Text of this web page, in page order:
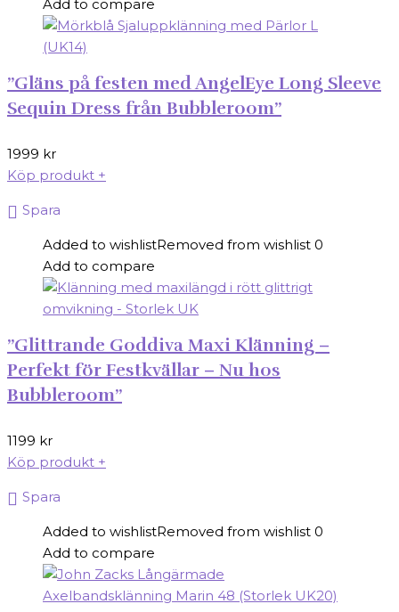
Add to compare
”Gläns på festen med AngelEye Long Sleeve
Sequin Dress från Bubbleroom”
1999 kr
Köp produkt +
Spara
Added to wishlistRemoved from wishlist 0
Add to compare
”Glittrande Goddiva Maxi Klänning –
Perfekt för Festkvällar – Nu hos
Bubbleroom”
1199 kr
Köp produkt +
Spara
Added to wishlistRemoved from wishlist 0
Add to compare